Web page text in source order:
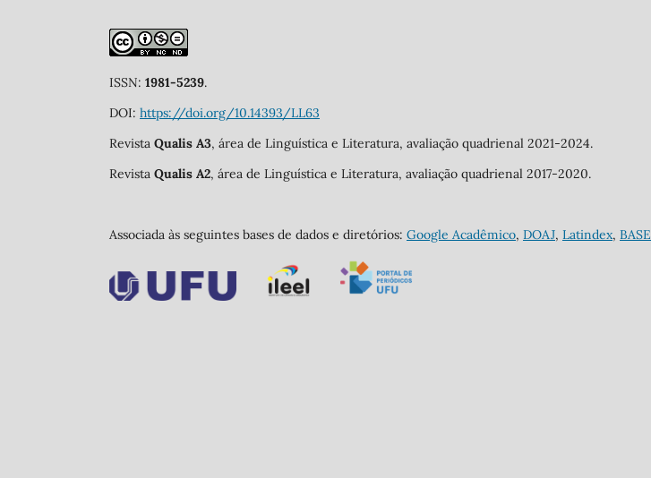
ISSN: 1981-5239.
DOI: https://doi.org/10.14393/LL63
Revista Qualis A3, área de Linguística e Literatura, avaliação quadrienal 2021-2024.
Revista Qualis A2, área de Linguística e Literatura, avaliação quadrienal 2017-2020.
Associada às seguintes bases de dados e diretórios: Google Acadêmico, DOAJ, Latindex, BASE